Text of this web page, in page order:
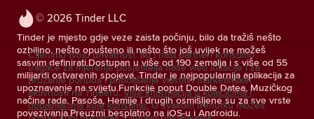
© 2026 Tinder LLC
Tinder je mjesto gdje veze zaista počinju, bilo da tražiš nešto
ozbiljno, nešto opušteno ili nešto što još uvijek ne možeš
sasvim definirati.Dostupan u više od 190 zemalja i s više od 55
milijardi ostvarenih spojeva, Tinder je najpopularnija aplikacija za
upoznavanje na svijetu.Funkcije poput Double Datea, Muzičkog
načina rada, Pasoša, Hemije i drugih osmišljene su za sve vrste
povezivanja.Preuzmi besplatno na iOS-u i Androidu.
Cijenimo tvoju privatnost. Mi i naši partneri koristimo
tragače za mjerenje posjetitelja naše web lokacije i za
pružanje ponuda i poboljšanje vlastitih marketinških
aktivnosti na Tinderu. Više informacija o kolačićima i
dobavljačima koje koristimo. U svakom trenutku možeš